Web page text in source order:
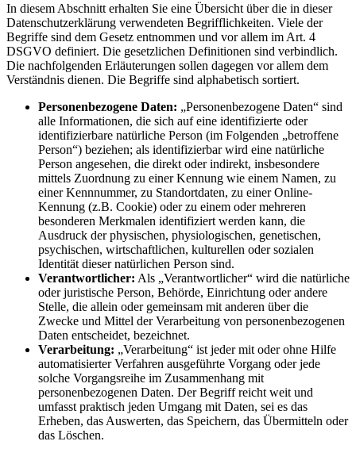
In diesem Abschnitt erhalten Sie eine Übersicht über die in dieser
Datenschutzerklärung verwendeten Begrifflichkeiten. Viele der
Begriffe sind dem Gesetz entnommen und vor allem im Art. 4
DSGVO definiert. Die gesetzlichen Definitionen sind verbindlich.
Die nachfolgenden Erläuterungen sollen dagegen vor allem dem
Verständnis dienen. Die Begriffe sind alphabetisch sortiert.
Personenbezogene Daten: „Personenbezogene Daten“ sind
alle Informationen, die sich auf eine identifizierte oder
identifizierbare natürliche Person (im Folgenden „betroffene
Person“) beziehen; als identifizierbar wird eine natürliche
Person angesehen, die direkt oder indirekt, insbesondere
mittels Zuordnung zu einer Kennung wie einem Namen, zu
einer Kennnummer, zu Standortdaten, zu einer Online-
Kennung (z.B. Cookie) oder zu einem oder mehreren
besonderen Merkmalen identifiziert werden kann, die
Ausdruck der physischen, physiologischen, genetischen,
psychischen, wirtschaftlichen, kulturellen oder sozialen
Identität dieser natürlichen Person sind.
Verantwortlicher: Als „Verantwortlicher“ wird die natürliche
oder juristische Person, Behörde, Einrichtung oder andere
Stelle, die allein oder gemeinsam mit anderen über die
Zwecke und Mittel der Verarbeitung von personenbezogenen
Daten entscheidet, bezeichnet.
Verarbeitung: „Verarbeitung“ ist jeder mit oder ohne Hilfe
automatisierter Verfahren ausgeführte Vorgang oder jede
solche Vorgangsreihe im Zusammenhang mit
personenbezogenen Daten. Der Begriff reicht weit und
umfasst praktisch jeden Umgang mit Daten, sei es das
Erheben, das Auswerten, das Speichern, das Übermitteln oder
das Löschen.